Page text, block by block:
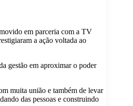
em parceria com a TV
a ação voltada ao
gestão em aproximar o poder
muita união e também de levar
das pessoas e construindo